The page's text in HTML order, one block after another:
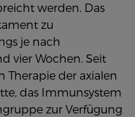
werden. Das
zu
je nach
vier Wochen. Seit
Therapie der axialen
das Immunsystem
zur Verfügung